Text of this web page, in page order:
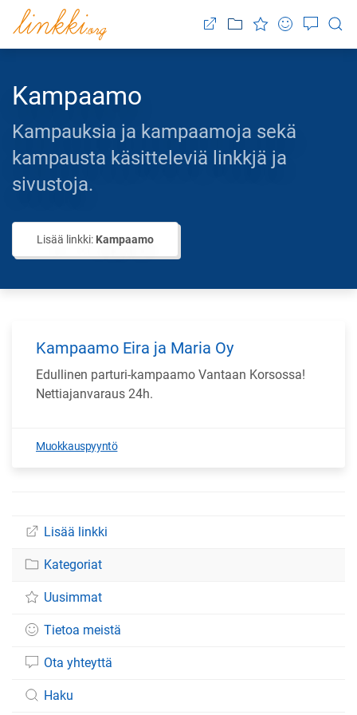
Kampaamo
Kampauksia ja kampaamoja sekä
kampausta käsitteleviä linkkjä ja
sivustoja.
Lisää linkki: Kampaamo
Kampaamo Eira ja Maria Oy
Edullinen parturi-kampaamo Vantaan Korsossa!
Nettiajanvaraus 24h.
Muokkauspyyntö
Lisää linkki
Kategoriat
Uusimmat
Tietoa meistä
Ota yhteyttä
Haku